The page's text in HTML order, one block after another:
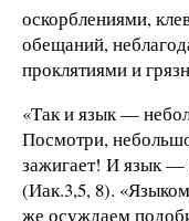
оскорблениями,
обещаний,
проклятиями и
«Так и язык —
Посмотри,
зажигает! И язык —
(Иак.3,5, 8).
же осуждаем